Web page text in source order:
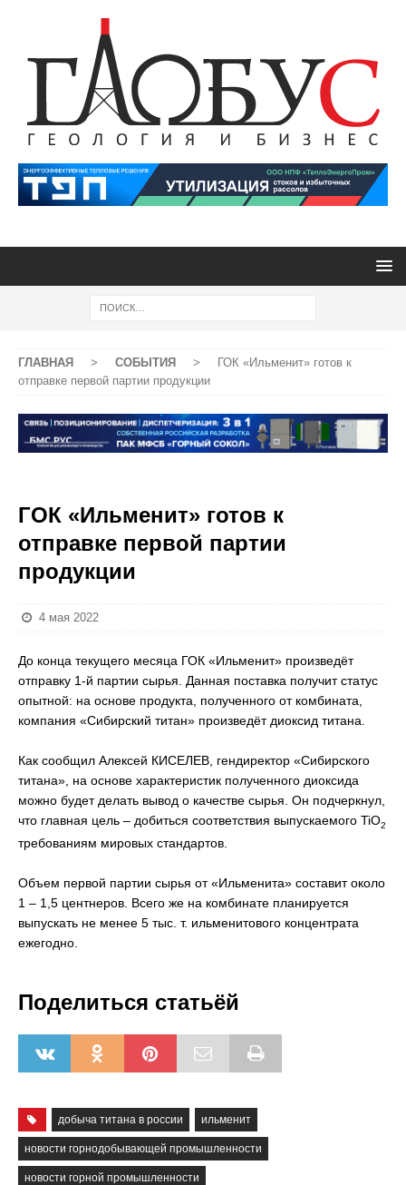
ГЛАВНАЯ > СОБЫТИЯ >
ГОК «Ильменит» готов к
отправке первой партии продукции
ГОК «Ильменит» готов к
отправке первой партии
продукции
4 мая 2022
До конца текущего месяца ГОК «Ильменит» произведёт
отправку 1-й партии сырья. Данная поставка получит статус
опытной: на основе продукта, полученного от комбината,
компания «Сибирский титан» произведёт диоксид титана.
Как сообщил Алексей КИСЕЛЕВ, гендиректор «Сибирского
титана», на основе характеристик полученного диоксида
можно будет делать вывод о качестве сырья. Он подчеркнул,
что главная цель – добиться соответствия выпускаемого TiO2
требованиям мировых стандартов.
Объем первой партии сырья от «Ильменита» составит около
1 – 1,5 центнеров. Всего же на комбинате планируется
выпускать не менее 5 тыс. т. ильменитового концентрата
ежегодно.
Поделиться статьёй
добыча титана в россии ильменит
новости горнодобывающей промышленности
новости горной промышленности